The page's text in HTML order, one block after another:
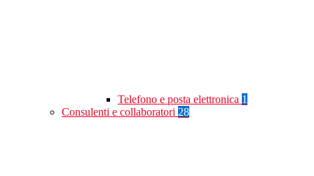
Telefono e posta elettronica 1
Consulenti e collaboratori 28